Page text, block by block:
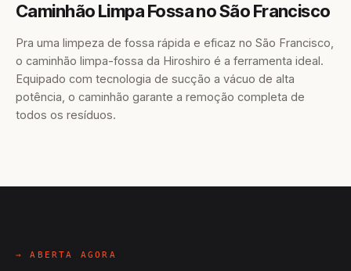
Caminhão Limpa Fossa no São Francisco
Pra uma limpeza de fossa rápida e eficaz no São Francisco,
o caminhão limpa-fossa da Hiroshiro é a ferramenta ideal.
Equipado com tecnologia de sucção a vácuo de alta
potência, o caminhão garante a remoção completa de
todos os resíduos.
→ ABERTA AGORA